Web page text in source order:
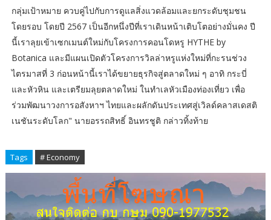
กลุ่มเป้าหมาย ควบคู่ไปกับการดูแลสิ่งแวดล้อมและยกระดับชุมชน
โดยรอบ โดยปี 2567 เป็นอีกหนึ่งปีที่เราเดินหน้าเติบโตอย่างมั่นคง ปี
นี้เราลุยเข้าเซกเมนต์ใหม่กับโครงการคอนโดหรู HYTHE by
Botanica และมีแผนเปิดตัวโครงการวิลล่าหรูแห่งใหม่ที่กะรนช่วง
ไตรมาสที่ 3 ก่อนหน้านี้เราได้ขยายธุรกิจสู่ตลาดใหม่ ๆ อาทิ กระบี่
และหัวหิน และเตรียมลุยตลาดใหม่ ในทำเลหัวเมืองท่องเที่ยว เพื่อ
ร่วมพัฒนาวงการอสังหาฯ ไทยและผลักดันประเทศสู่เวิลด์คลาสเดสติ
เนชันระดับโลก" นายอรรถสิทธิ์ อินทรชูติ กล่าวทิ้งท้าย
Tags # Economy